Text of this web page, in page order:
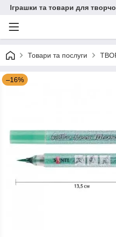
Іграшки та товари для
Товари та послуги
–16%